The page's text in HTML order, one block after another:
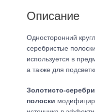
Описание
Односторонний
серебристые
используется в
а также для
Золотисто-
полоски